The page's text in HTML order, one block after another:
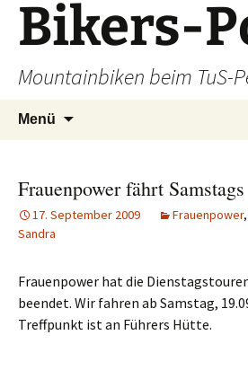
Zum
InhaltBikers-
Mountainbiken beim TuS-
Menü
Frauenpower fährt Samstags
17. September 2009 Frauenpower,
Sandra
Frauenpower hat die
beendet. Wir fahren ab Samstag,
Treffpunkt ist an Führers Hütte.